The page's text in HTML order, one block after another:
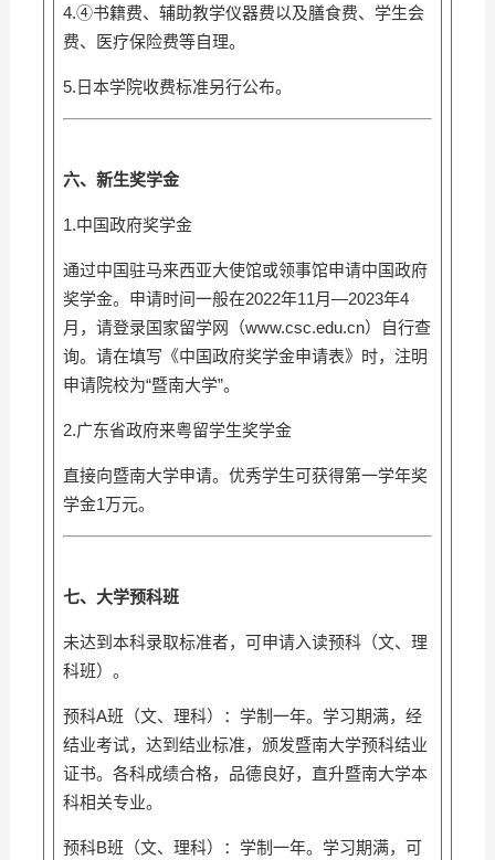
4.④书籍费、辅助教学仪器费以及膳食费、学生会
费、医疗保险费等自理。
5.日本学院收费标准另行公布。
六、新生奖学金
1.中国政府奖学金
通过中国驻马来西亚大使馆或领事馆申请中国政府
奖学金。申请时间一般在2022年11月—2023年4
月，请登录国家留学网（www.csc.edu.cn）自行查
询。请在填写《中国政府奖学金申请表》时，注明
申请院校为“暨南大学”。
2.广东省政府来粤留学生奖学金
直接向暨南大学申请。优秀学生可获得第一学年奖
学金1万元。
七、大学预科班
未达到本科录取标准者，可申请入读预科（文、理
科班）。
预科A班（文、理科）：学制一年。学习期满，经
结业考试，达到结业标准，颁发暨南大学预科结业
证书。各科成绩合格，品德良好，直升暨南大学本
科相关专业。
预科B班（文、理科）：学制一年。学习期满，可